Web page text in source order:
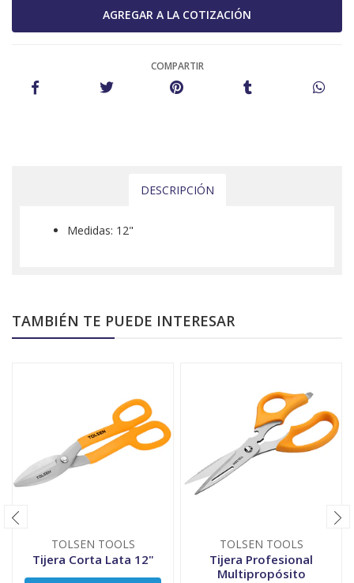
COMPARTIR
DESCRIPCIÓN
Medidas: 12"
TAMBIÉN TE PUEDE INTERESAR
TOLSEN TOOLS
Tijera Corta Lata 12"
TOLSEN TOOLS
Tijera Profesional
Multipropósito